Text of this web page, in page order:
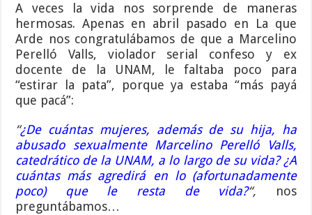
A veces la vida nos sorprende de maneras
hermosas. Apenas en abril pasado en La que
Arde nos congratulábamos de que a Marcelino
Perelló Valls, violador serial confeso y ex
docente de la UNAM, le faltaba poco para
“estirar la pata”, porque ya estaba “más payá
que pacá”:
“¿De cuántas mujeres, además de su hija, ha
abusado sexualmente Marcelino Perelló Valls,
catedrático de la UNAM, a lo largo de su vida? ¿A
cuántas más agredirá en lo (afortunadamente
poco) que le resta de vida?“,
nos
preguntábamos…